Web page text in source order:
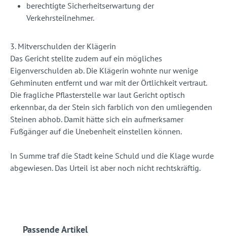
berechtigte Sicherheitserwartung der
Verkehrsteilnehmer.
3. Mitverschulden der Klägerin
Das Gericht stellte zudem auf ein mögliches
Eigenverschulden ab. Die Klägerin wohnte nur wenige
Gehminuten entfernt und war mit der Örtlichkeit vertraut.
Die fragliche Pflasterstelle war laut Gericht optisch
erkennbar, da der Stein sich farblich von den umliegenden
Steinen abhob. Damit hätte sich ein aufmerksamer
Fußgänger auf die Unebenheit einstellen können.
In Summe traf die Stadt keine Schuld und die Klage wurde
abgewiesen. Das Urteil ist aber noch nicht rechtskräftig.
Produktgalerie überspringen
Passende Artikel